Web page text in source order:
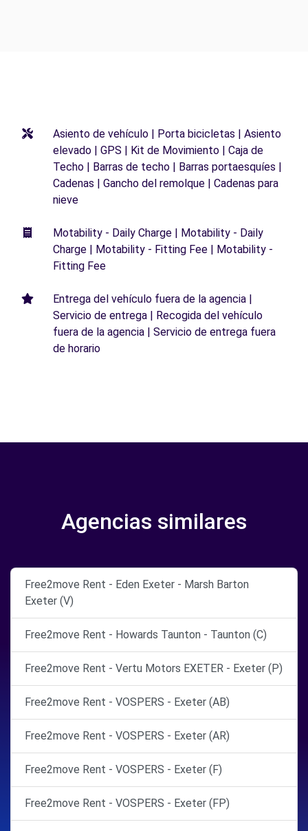
Asiento de vehículo | Porta bicicletas | Asiento
elevado | GPS | Kit de Movimiento | Caja de
Techo | Barras de techo | Barras portaesquíes |
Cadenas | Gancho del remolque | Cadenas para
nieve
Motability - Daily Charge | Motability - Daily
Charge | Motability - Fitting Fee | Motability -
Fitting Fee
Entrega del vehículo fuera de la agencia |
Servicio de entrega | Recogida del vehículo
fuera de la agencia | Servicio de entrega fuera
de horario
Agencias similares
Free2move Rent - Eden Exeter - Marsh Barton
Exeter (V)
Free2move Rent - Howards Taunton - Taunton (C)
Free2move Rent - Vertu Motors EXETER - Exeter (P)
Free2move Rent - VOSPERS - Exeter (AB)
Free2move Rent - VOSPERS - Exeter (AR)
Free2move Rent - VOSPERS - Exeter (F)
Free2move Rent - VOSPERS - Exeter (FP)